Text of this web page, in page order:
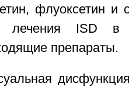
флуоксетин и
лечения ISD в
препараты.